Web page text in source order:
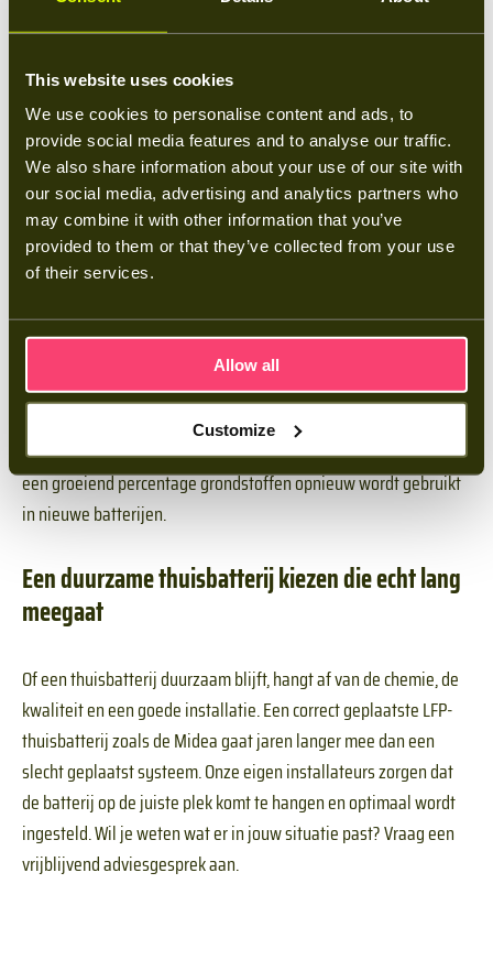
This website uses cookies
We use cookies to personalise content and ads, to
provide social media features and to analyse our traffic.
We also share information about your use of our site with
our social media, advertising and analytics partners who
may combine it with other information that you’ve
provided to them or that they’ve collected from your use
of their services.
Allow all
Customize
jaarbasis. In de zomer wek je meer op dan je verbruikt, in de
winter koop je juist wat bij. Volledig onafhankelijk worden lukt
niet zonder een onrealistisch grote installatie. Je kunt de
winteruren wel slim opvangen door op daluren goedkoop in te
kopen.
Wat gebeurt er met een thuisbatterij na
gebruik?
6.000 laadcycli en gaat in de praktijk tot 20 jaar mee. Daarna
hoeft hij niet direct naar de sloop. LFP-batterijen behouden veel
capaciteit en krijgen vaak een tweede leven in stationaire
opslag. De Europese Batterijverordening (EU 2023/1542)
verplicht dat afgedankte batterijen worden ingezameld en dat
een groeiend percentage grondstoffen opnieuw wordt gebruikt
in nieuwe batterijen.
Een duurzame thuisbatterij kiezen die echt lang
meegaat
Of een thuisbatterij duurzaam blijft, hangt af van de chemie, de
kwaliteit en een goede installatie. Een correct geplaatste LFP-
thuisbatterij zoals de Midea gaat jaren langer mee dan een
slecht geplaatst systeem. Onze eigen installateurs zorgen dat
de batterij op de juiste plek komt te hangen en optimaal wordt
ingesteld. Wil je weten wat er in jouw situatie past? Vraag een
vrijblijvend adviesgesprek aan.